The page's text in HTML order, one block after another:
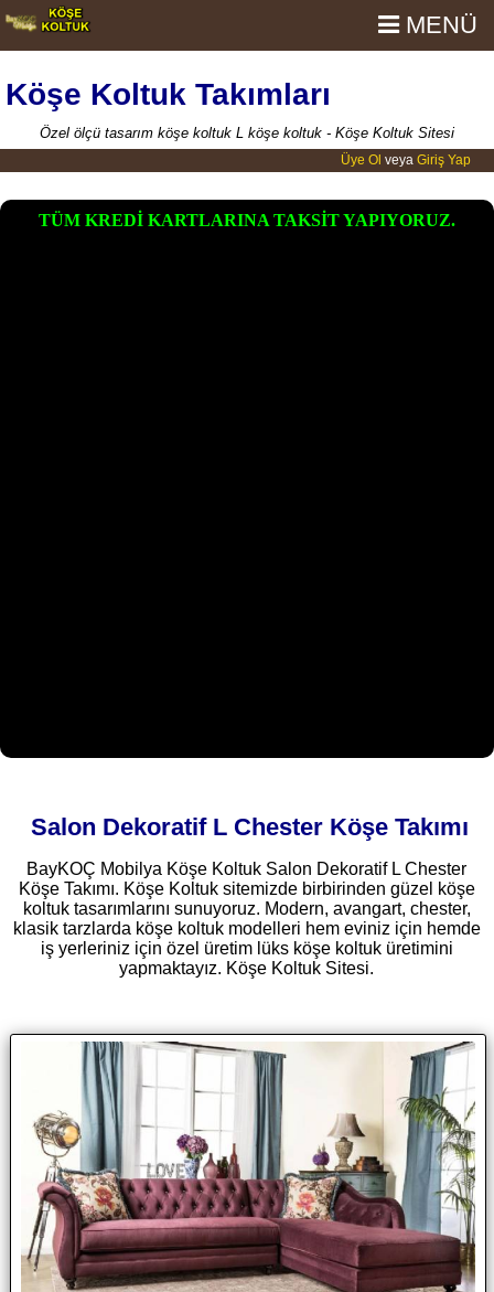
Köşe Koltuk Takımları
MENÜ
Özel ölçü tasarım köşe koltuk L köşe koltuk - Köşe Koltuk Sitesi
Üye Ol veya Giriş Yap
TÜM KREDİ KARTLARINA TAKSİT YAPIYORUZ.
Salon Dekoratif L Chester Köşe Takımı
BayKOÇ Mobilya Köşe Koltuk Salon Dekoratif L Chester
Köşe Takımı. Köşe Koltuk sitemizde birbirinden güzel köşe
koltuk tasarımlarını sunuyoruz. Modern, avangart, chester,
klasik tarzlarda köşe koltuk modelleri hem eviniz için hemde
iş yerleriniz için özel üretim lüks köşe koltuk üretimini
yapmaktayız. Köşe Koltuk Sitesi.